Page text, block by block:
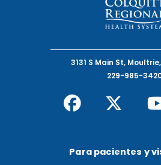
3131 S Main St,
229-985-
Para pacientes y